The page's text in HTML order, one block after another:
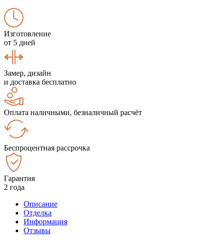
Изготовление
от 5 дней
Замер, дизайн
и доставка бесплатно
Оплата наличными, безналичный расчёт
Беспроцентная рассрочка
Гарантия
2 года
Описание
Отделка
Информация
Отзывы